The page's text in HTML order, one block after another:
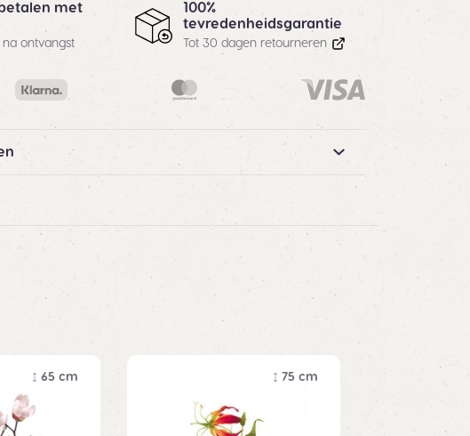
met
na ontvangst
100%
tevredenheidsgarantie
Tot 30 dagen retourneren
65 cm 75 cm